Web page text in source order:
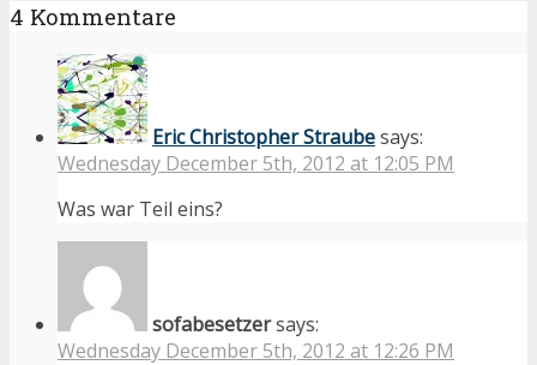
4 Kommentare
Eric Christopher Straubesays:
Wednesday December 5th, 2012 at 12:05 PM
Was war Teil eins?
sofabesetzersays:
Wednesday December 5th, 2012 at 12:26 PM